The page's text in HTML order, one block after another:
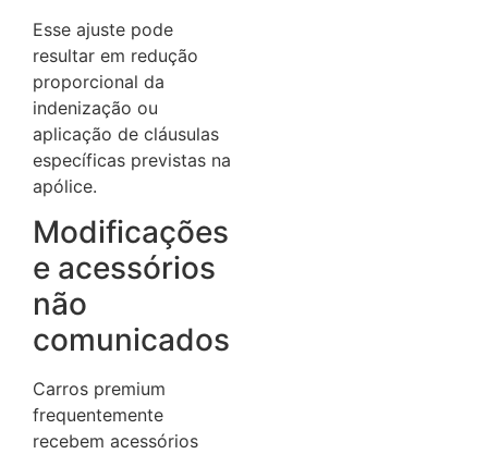
Esse ajuste pode
resultar em redução
proporcional da
indenização ou
aplicação de cláusulas
específicas previstas na
apólice.
Modificações
e acessórios
não
comunicados
Carros premium
frequentemente
recebem acessórios